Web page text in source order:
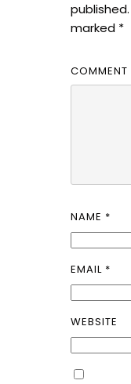
published.
marked *
COMMENT
NAME *
EMAIL *
WEBSITE